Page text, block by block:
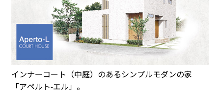
インナーコート（中庭）のあるシンプルモダンの家
「アペルト-エル」。